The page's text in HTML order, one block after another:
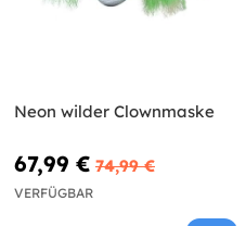
Neon wilder Clownmaske
67,99 € 74,99 €
VERFÜGBAR